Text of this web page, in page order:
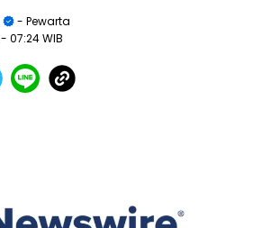
- Pewarta
- 07:24 WIB